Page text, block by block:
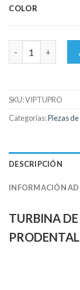
COLOR
Turbina de alta
SKU:VIPTUPRO
Categorías:Piezas
DESCRIPCIÓN
INFORMACIÓN
TURBINA
PRODENTAL